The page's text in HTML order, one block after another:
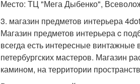
Место: ТЦ "Мега Дыбенко",
3. магазин предметов интерьера
Магазин предметов интерьера c
всегда есть интересные
петербургских мастеров. Магазин
камином, на территории